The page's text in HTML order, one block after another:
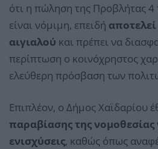
ότι η πώληση της Προβλήτας
είναι νόμιμη, επειδή
αιγιαλού και πρέπει να
περίπτωση ο κοινόχρηστος
ελεύθερη πρόσβαση των
Επιπλέον, ο Δήμος Χαϊδαρίου
παραβίασης της νομοθεσίας
ενισχύσεις, καθώς όπως